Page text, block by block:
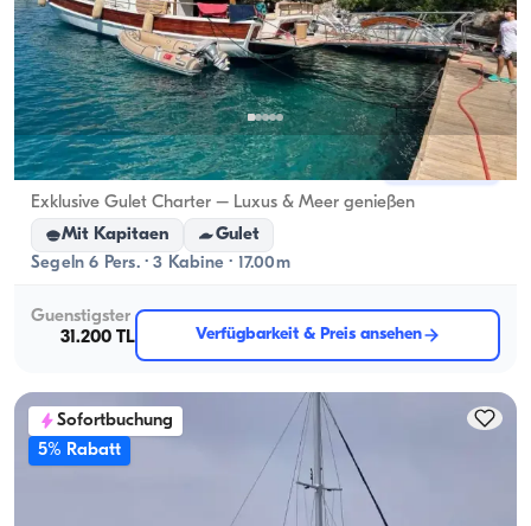
Göcek, Muğla Neues Boot
Exklusive Gulet Charter – Luxus & Meer genießen
Mit Kapitaen
Gulet
Segeln 6 Pers. · 3 Kabine · 17.00m
Guenstigster
31.200 TL
Verfügbarkeit & Preis ansehen
Sofortbuchung
5% Rabatt